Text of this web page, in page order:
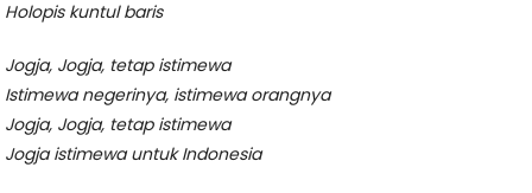
Holopis kuntul baris
Jogja, Jogja, tetap istimewa
Istimewa negerinya, istimewa orangnya
Jogja, Jogja, tetap istimewa
Jogja istimewa untuk Indonesia